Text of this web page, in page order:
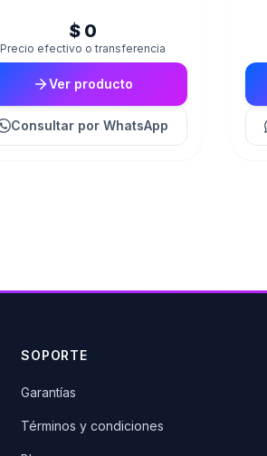
$ 0
Precio efectivo o transferencia
Ver producto
Consultar por WhatsApp
SOPORTE
Garantías
Términos y condiciones